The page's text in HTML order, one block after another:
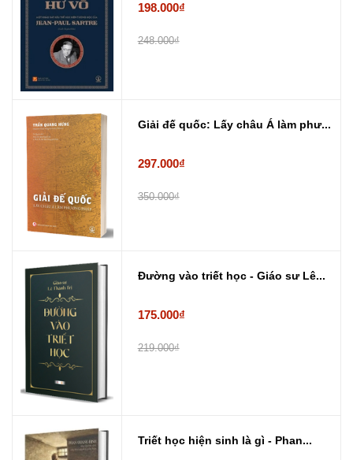
198.000₫
248.000₫
Giải đế quốc: Lấy châu Á làm phư...
297.000₫
350.000₫
Đường vào triết học - Giáo sư Lê...
175.000₫
219.000₫
Triết học hiện sinh là gì - Phan...